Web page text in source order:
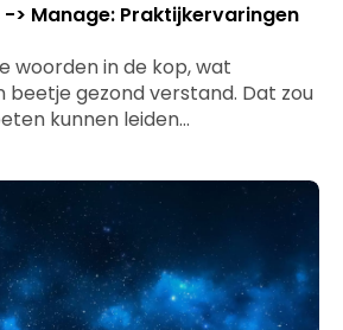
> Manage: Praktijkervaringen
woorden in de kop, wat
gezond verstand. Dat zou
kunnen leiden…